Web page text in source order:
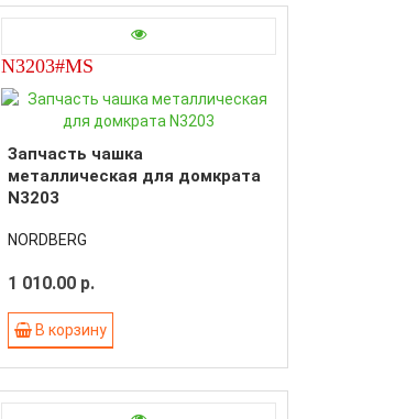
N3203#MS
Запчасть чашка
металлическая для домкрата
N3203
NORDBERG
1 010.00 р.
В корзину